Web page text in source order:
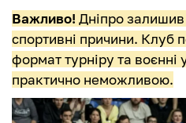
Важливо! Дніпро
спортивні причини. Клуб
формат турніру та
практично неможливою.